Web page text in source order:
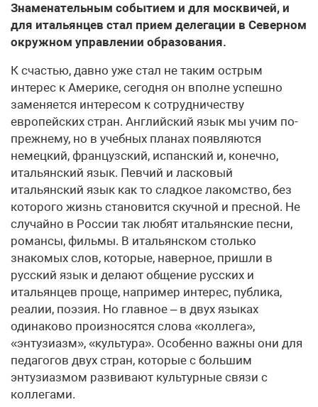
Знаменательным событием и для москвичей, и
для итальянцев стал прием делегации в Северном
окружном управлении образования.
К счастью, давно уже стал не таким острым
интерес к Америке, сегодня он вполне успешно
заменяется интересом к сотрудничеству
европейских стран. Английский язык мы учим по-
прежнему, но в учебных планах появляются
немецкий, французский, испанский и, конечно,
итальянский язык. Певчий и ласковый
итальянский язык как то сладкое лакомство, без
которого жизнь становится скучной и пресной. Не
случайно в России так любят итальянские песни,
романсы, фильмы. В итальянском столько
знакомых слов, которые, наверное, пришли в
русский язык и делают общение русских и
итальянцев проще, например интерес, публика,
реалии, поэзия. Но главное – в двух языках
одинаково произносятся слова «коллега»,
«энтузиазм», «культура». Особенно важны они для
педагогов двух стран, которые с большим
энтузиазмом развивают культурные связи с
коллегами.